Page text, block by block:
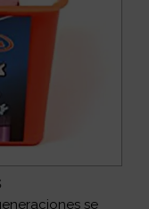
se